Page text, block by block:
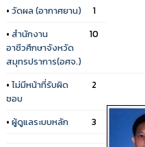
• วัดผล (อากาศยาน)
1
• สำนักงาน
อาชีวศึกษาจังหวัด
สมุทรปราการ(อศจ.)
10
• ไม่มีหน้าที่รับผิด
ชอบ
2
• ผู้ดูแลระบบหลัก 3